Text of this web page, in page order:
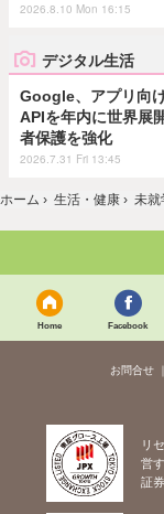
2026.8.10 Mon 16:15
デジタル生活
Google、アプリ向
APIを年内に世界展
者保護を強化
2026.7.31 Fri 13:45
ホーム › 生活・健康 › 未就
Home Facebook
お問合せ
リ
営
証